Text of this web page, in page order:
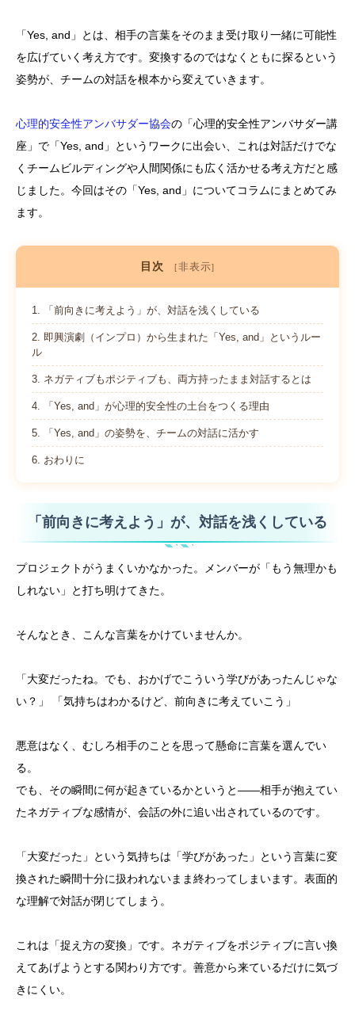
「Yes, and」とは、相手の言葉をそのまま受け取り一緒に可能性
を広げていく考え方です。変換するのではなくともに探るという
姿勢が、チームの対話を根本から変えていきます。
心理的安全性アンバサダー協会の「心理的安全性アンバサダー講
座」で「Yes, and」というワークに出会い、これは対話だけでな
くチームビルディングや人間関係にも広く活かせる考え方だと感
じました。今回はその「Yes, and」についてコラムにまとめてみ
ます。
目次 [非表示]
1. 「前向きに考えよう」が、対話を浅くしている
2. 即興演劇（インプロ）から生まれた「Yes, and」というルー
ル
3. ネガティブもポジティブも、両方持ったまま対話するとは
4. 「Yes, and」が心理的安全性の土台をつくる理由
5. 「Yes, and」の姿勢を、チームの対話に活かす
6. おわりに
「前向きに考えよう」が、対話を浅くしている
プロジェクトがうまくいかなかった。メンバーが「もう無理かも
しれない」と打ち明けてきた。
そんなとき、こんな言葉をかけていませんか。
「大変だったね。でも、おかげでこういう学びがあったんじゃな
い？」 「気持ちはわかるけど、前向きに考えていこう」
悪意はなく、むしろ相手のことを思って懸命に言葉を選んでい
る。
でも、その瞬間に何が起きているかというと——相手が抱えてい
たネガティブな感情が、会話の外に追い出されているのです。
「大変だった」という気持ちは「学びがあった」という言葉に変
換された瞬間十分に扱われないまま終わってしまいます。表面的
な理解で対話が閉じてしまう。
これは「捉え方の変換」です。ネガティブをポジティブに言い換
えてあげようとする関わり方です。善意から来ているだけに気づ
きにくい。